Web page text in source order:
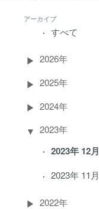
アーカイブ
すべて
2026年
2025年
2024年
2023年
2023年 12月
2023年 11月
2022年